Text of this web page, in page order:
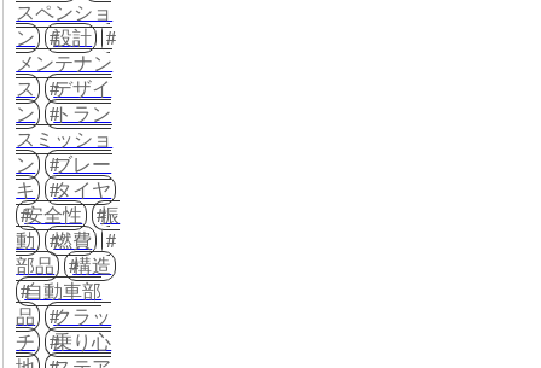
スペンショ
ン
設計
メンテナン
ス
デザイ
ン
トラン
スミッショ
ン
ブレー
キ
タイヤ
安全性
振
動
燃費
部品
構造
自動車部
品
クラッ
チ
乗り心